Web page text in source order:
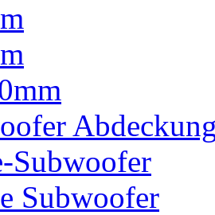
Subwoofer
Subwoofer